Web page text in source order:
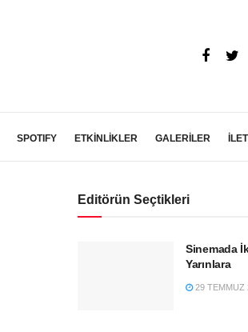
SPOTIFY ETKİNLİKLER GALERİLER
Editörün Seçtikleri
Sinemada
Yarınlara
29 TEMMUZ